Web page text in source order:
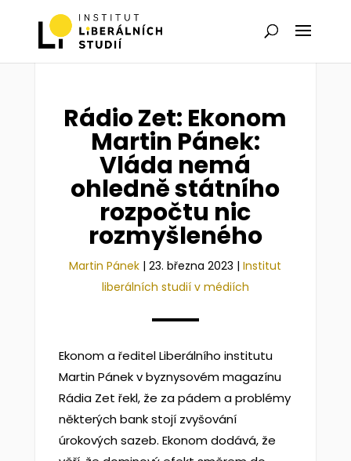
Rádio Zet: Ekonom
Martin Pánek:
Vláda nemá
ohledně státního
rozpočtu nic
rozmyšleného
Martin Pánek |23. března 2023 |Institut
liberálních studií v médiích
Ekonom a ředitel Liberálního institutu
Martin Pánek v byznysovém magazínu
Rádia Zet řekl, že za pádem a problémy
některých bank stojí zvyšování
úrokových sazeb. Ekonom dodává, že